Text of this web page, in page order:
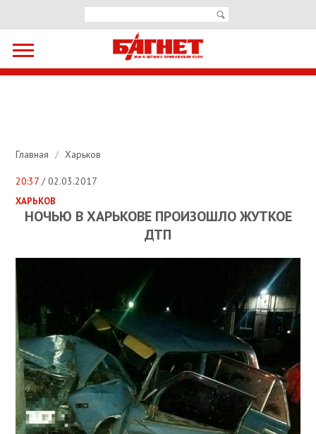
Главная / Харьков
20:37 / 02.03.2017
ХАРЬКОВ
НОЧЬЮ В ХАРЬКОВЕ ПРОИЗОШЛО ЖУТКОЕ
ДТП